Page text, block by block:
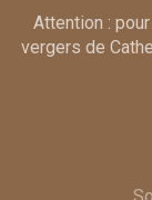
Attention :
vergers de